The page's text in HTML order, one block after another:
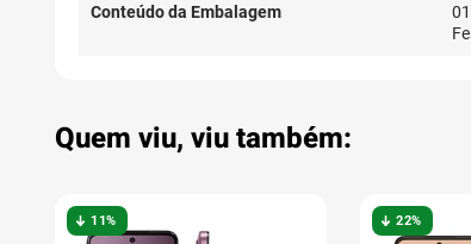
Conteúdo da Embalagem
Quem viu, viu também:
11% 22%